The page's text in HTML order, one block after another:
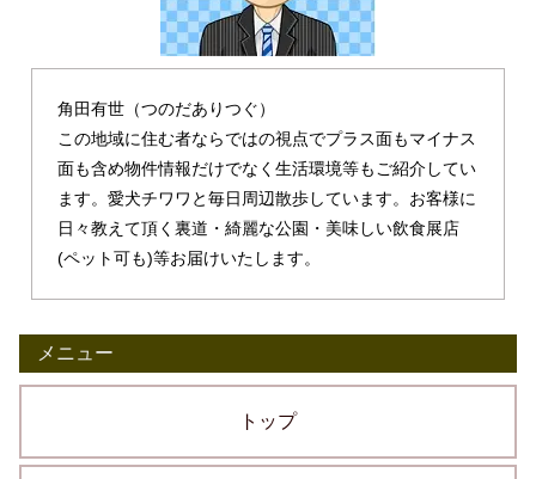
角田有世（つのだありつぐ）
この地域に住む者ならではの視点でプラス面もマイナス
面も含め物件情報だけでなく生活環境等もご紹介してい
ます。愛犬チワワと毎日周辺散歩しています。お客様に
日々教えて頂く裏道・綺麗な公園・美味しい飲食展店
(ペット可も)等お届けいたします。
メニュー
トップ